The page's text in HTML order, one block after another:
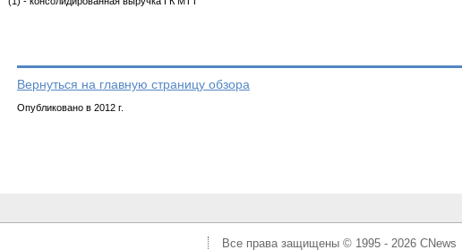
Вернуться на главную страницу обзора
Опубликовано в 2012 г.
Все права защищены © 1995 - 2026 CNews